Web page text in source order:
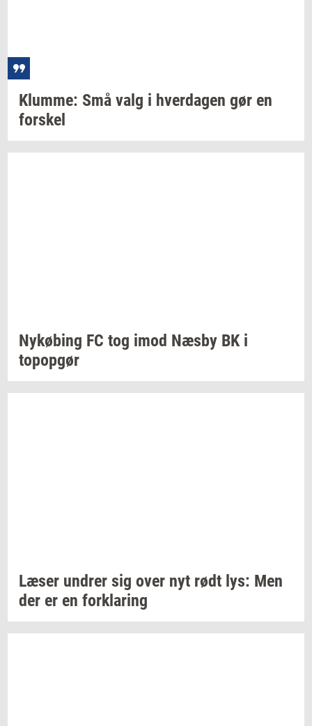
Klum­me: Små valg i hver­da­gen gør en
for­skel
Ny­kø­bing FC tog imod Næsby BK i
topop­gør
Læser un­drer sig over nyt rødt lys: Men
der er en for­kla­ring